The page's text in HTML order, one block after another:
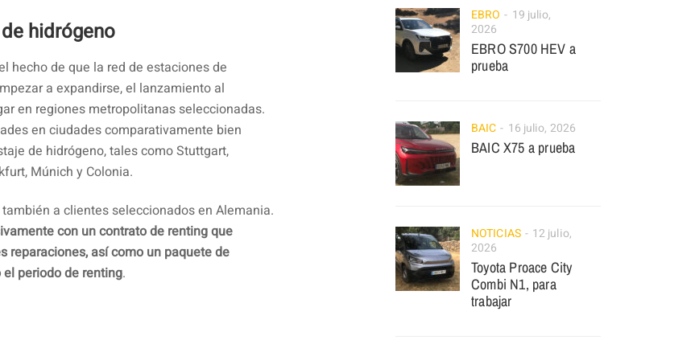
hidrógeno
hecho de que la red de estaciones de
a expandirse, el lanzamiento al
en regiones metropolitanas seleccionadas.
en ciudades comparativamente bien
de hidrógeno, tales como Stuttgart,
Múnich y Colonia.
a clientes seleccionados en Alemania.
con un contrato de renting que
reparaciones, así como un paquete de
periodo de renting.
EBRO
19 julio,
2026
EBRO S700 HEV a
prueba
BAIC 16 julio, 2026
BAIC X75 a prueba
NOTICIAS
12 julio,
2026
Toyota Proace City
Combi N1, para
trabajar